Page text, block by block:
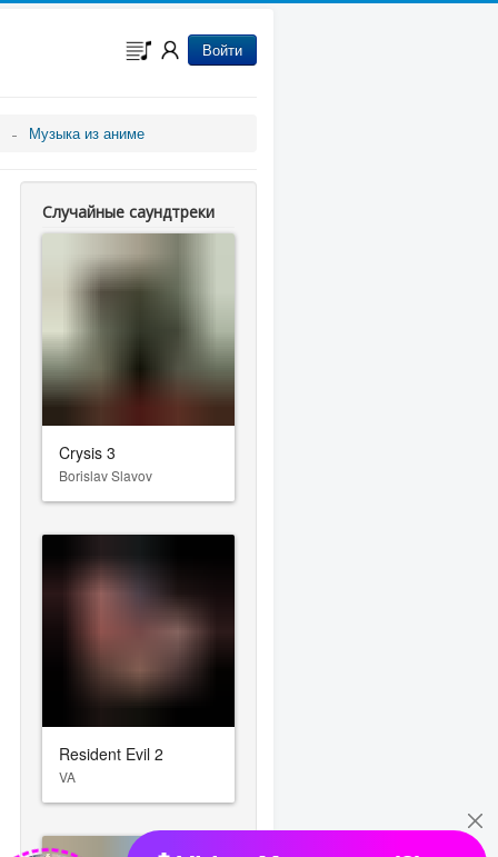
Войти
Музыка из аниме
Случайные саундтреки
Crysis 3
Borislav Slavov
Resident Evil 2
VA